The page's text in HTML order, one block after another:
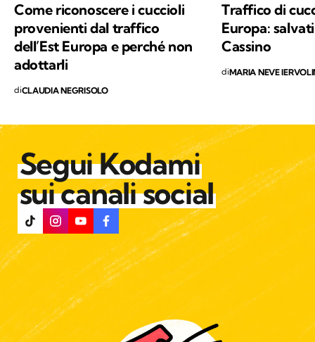
Come riconoscere i cuccioli
provenienti dal traffico
dell’Est Europa e perché non
adottarli
diCLAUDIA NEGRISOLO
Traffico di
Europa:
Cassino
diMARIA NEVE
Segui Kodami
sui canali social